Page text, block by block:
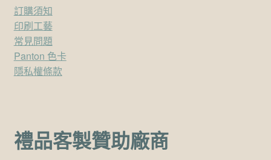
訂購須知
印刷工藝
常見問題
Panton 色卡
隱私權條款
禮品客製贊助廠商